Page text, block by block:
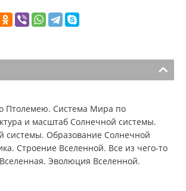
Птолемею. Система Мира по
и масштаб Солнечной системы.
системы. Образование Солнечной
Строение Вселенной. Все из чего-то
Эволюция Вселенной.